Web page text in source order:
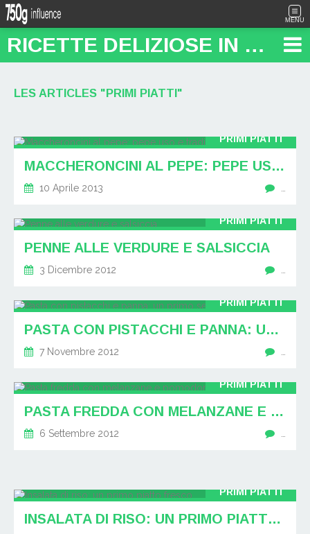
MENU
RICETTE DELIZIOSE IN PENTOLA: "FOOD TRAVEL BLOG"
LES ARTICLES "PRIMI PIATTI"
PRIMI PIATTI
MACCHERONCINI AL PEPE: PEPE USO E TRADIZIONE
10 Aprile 2013
PRIMI PIATTI
PENNE ALLE VERDURE E SALSICCIA
3 Dicembre 2012
PRIMI PIATTI
PASTA CON PISTACCHI E PANNA: UN PRIMO SENSAZIONALE
7 Novembre 2012
PRIMI PIATTI
PASTA FREDDA CON MELANZANE E POMODORINI
6 Settembre 2012
PRIMI PIATTI
INSALATA DI RISO: UN PRIMO PIATTO FRESCO